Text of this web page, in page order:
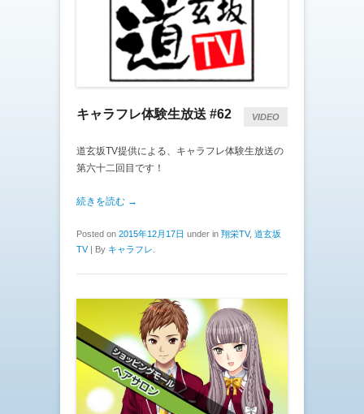
キャラフレ体験生放送 #62 VIDEO
道玄坂TV提供による、キャラフレ体験生放送の
第六十二回目です！
続きを読む →
Posted on 2015年12月17日 under in 翔栄TV, 道玄坂
TV| By キャラフレ